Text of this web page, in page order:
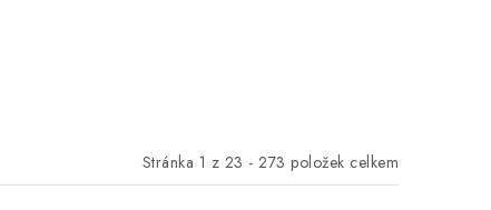
Stránka 1 z 23 - 273 položek celkem